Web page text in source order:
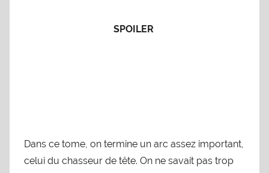
SPOILER
Dans ce tome, on termine un arc assez important,
celui du chasseur de tête. On ne savait pas trop